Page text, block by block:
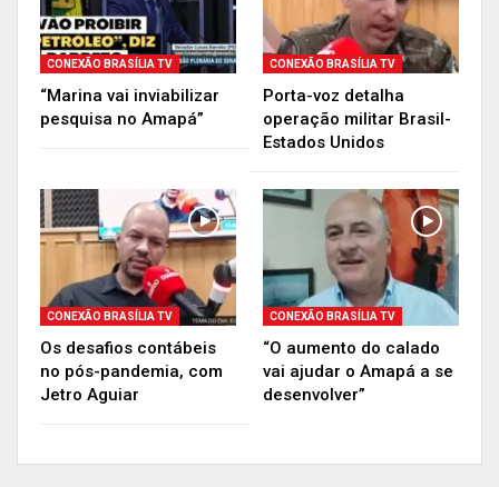
CONEXÃO BRASÍLIA TV
“Marina vai inviabilizar
pesquisa no Amapá”
CONEXÃO BRASÍLIA TV
Porta-voz detalha
operação militar Brasil-
Estados Unidos
CONEXÃO BRASÍLIA TV
Os desafios contábeis
no pós-pandemia, com
Jetro Aguiar
CONEXÃO BRASÍLIA TV
“O aumento do calado
vai ajudar o Amapá a se
desenvolver”